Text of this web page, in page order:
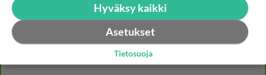
08.08.2026 05:09
Ikävä
Nainen. Onko meissä
Sinusta jotain samaa? Näköä tai luonteenpiirteitä? Utelias
Ikävä
33
415
Hyväksy kaikki
Asetukset
Tietosuoja